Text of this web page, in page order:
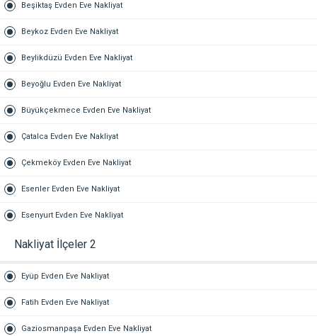
Beşiktaş Evden Eve Nakliyat
Beykoz Evden Eve Nakliyat
Beylikdüzü Evden Eve Nakliyat
Beyoğlu Evden Eve Nakliyat
Büyükçekmece Evden Eve Nakliyat
Çatalca Evden Eve Nakliyat
Çekmeköy Evden Eve Nakliyat
Esenler Evden Eve Nakliyat
Esenyurt Evden Eve Nakliyat
Nakliyat İlçeler 2
Eyüp Evden Eve Nakliyat
Fatih Evden Eve Nakliyat
Gaziosmanpaşa Evden Eve Nakliyat